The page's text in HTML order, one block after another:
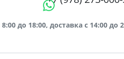
до 18:00, доставка с 14:00 до